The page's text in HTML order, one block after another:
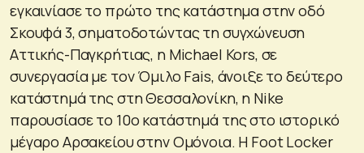
εγκαινίασε το πρώτο της κατάστημα στην οδό
Σκουφά 3, σηματοδοτώντας τη συγχώνευση
Αττικής-Παγκρήτιας, η Michael Kors, σε
συνεργασία με τον Όμιλο Fais, άνοιξε το δεύτερο
κατάστημά της στη Θεσσαλονίκη, η Nike
παρουσίασε το 10ο κατάστημά της στο ιστορικό
μέγαρο Αρσακείου στην Ομόνοια. Η Foot Locker